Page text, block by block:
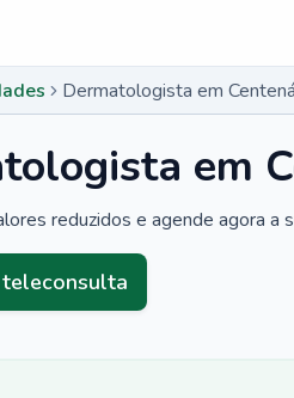
Dermatologista em
em
reduzidos e agende agora a